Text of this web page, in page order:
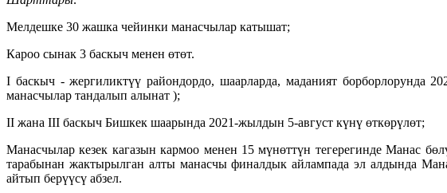
Мелдешке 30 жашка чейинки манасчылар катышат;
Кароо сынак 3 баскыч менен өтөт.
I баскыч - жергиликтүү райондордо, шаарларда, маданият борборлорунда
манасчылар тандалып алынат );
II жана III баскыч Бишкек шаарында 2021-жылдын 5-август күнү өткөрүлөт;
Манасчылар кезек кагазын кармоо менен 15 мүнөттүн тегерегинде Манас
тарабынан жактырылган алты манасчы финалдык айлампада эл алдында
айтып берүүсү абзел.